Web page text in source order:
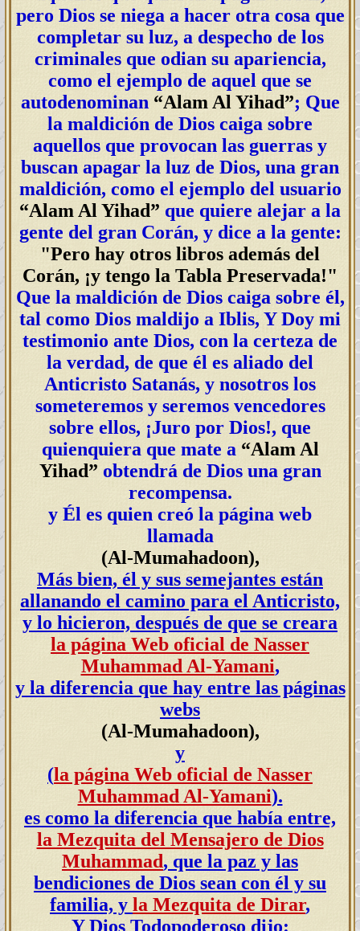
pero Dios se niega a hacer otra cosa que
completar su luz, a despecho de los
criminales que odian su apariencia,
como el ejemplo de aquel que se
autodenominan “Alam Al Yihad”; Que
la maldición de Dios caiga sobre
aquellos que provocan las guerras y
buscan apagar la luz de Dios, una gran
maldición, como el ejemplo del usuario
“Alam Al Yihad” que quiere alejar a la
gente del gran Corán, y dice a la gente:
"Pero hay otros libros además del
Corán, ¡y tengo la Tabla Preservada!"
Que la maldición de Dios caiga sobre él,
tal como Dios maldijo a Iblis, Y Doy mi
testimonio ante Dios, con la certeza de
la verdad, de que él es aliado del
Anticristo Satanás, y nosotros los
someteremos y seremos vencedores
sobre ellos, ¡Juro por Dios!, que
quienquiera que mate a “Alam Al
Yihad” obtendrá de Dios una gran
recompensa.
y Él es quien creó la página web
llamada
(Al-Mumahadoon),
Más bien, él y sus semejantes están
allanando el camino para el Anticristo,
y lo hicieron, después de que se creara
la página Web oficial de Nasser
Muhammad Al-Yamani,
y la diferencia que hay entre las páginas
webs
(Al-Mumahadoon),
y
(la página Web oficial de Nasser
Muhammad Al-Yamani).
es como la diferencia que había entre,
la Mezquita del Mensajero de Dios
Muhammad, que la paz y las
bendiciones de Dios sean con él y su
familia, y la Mezquita de Dirar,
Y Dios Todopoderoso dijo: